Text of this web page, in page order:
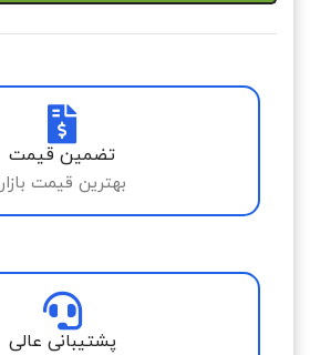
تضمین قیمت
بهترین قیمت بازار
پشتیبانی عالی